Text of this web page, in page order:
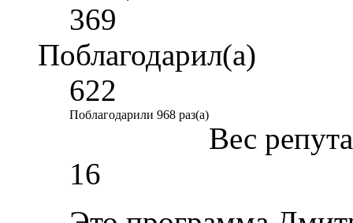
369
Поблагодарил(а)
622
Поблагодарили 968 раз(а)
Вес
16